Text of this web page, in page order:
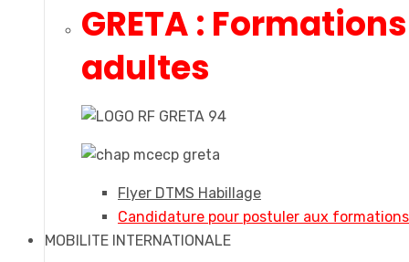
GRETA :
adultes
Flyer DTMS Habillage
Candidature pour postuler aux formations
MOBILITE INTERNATIONALE